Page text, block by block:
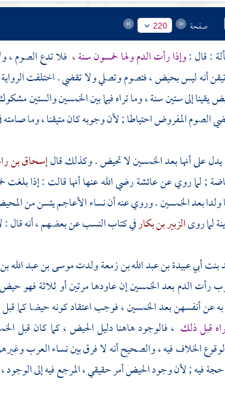
صفحة 220
وإذا رأت الدم ولها خمسون سنة ، فلا تدع الصوم ،
أنه ليس بحيض ، فتصوم وتصلي ولا تقضي . اختلفت
يقينا إلى ستين سنة ، وما تراه فيما بين الخمسين والستين
الصوم المفروض احتياطا ; لأن وجوبه كان متيقنا ، وما
على أنها بعد الخمسين لا تحيض . وكذلك قالإسحاق بن
; لما روي عنعائشةرضي الله عنها أنها قالت : إذا
ولدا بعد الخمسين . وروي عنه أن نساء الأعاجم يئسن من
لما روىالزبير بن بكارفي كتاب النسب عن بعضهم ، أنه قال :
بنت أبي عبيدة بن عبد الله بن زمعةولدتموسى بن عبد الله
رأت الدم بعد الخمسين إن عاودها مرتين أو ثلاثة فهو
عن أنفسهن بعد الخمسين ، فوجب اعتقاد كونه حيضا كما قبل
قبل ذلك ، فالوجود هاهنا دليل الحيض ، كما كان قبل
الخلاف فيه ، والصحيح أنه لا فرق بين نساءالعرب
فيه ; لأن وجود الحيض أمر حقيقي ، المرجع فيه إلى الوجود